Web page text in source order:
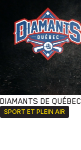
DIAMANTS DE QUÉBEC
SPORT ET PLEIN AIR